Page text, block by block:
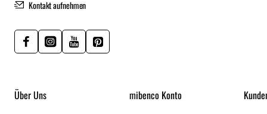
Kontakt aufnehmen
Über Uns mibenco Konto